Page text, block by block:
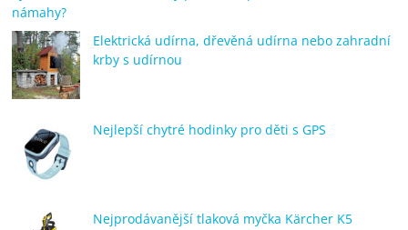
námahy?
Elektrická udírna, dřevěná udírna nebo zahradní
krby s udírnou
Nejlepší chytré hodinky pro děti s GPS
Nejprodávanější tlaková myčka Kärcher K5